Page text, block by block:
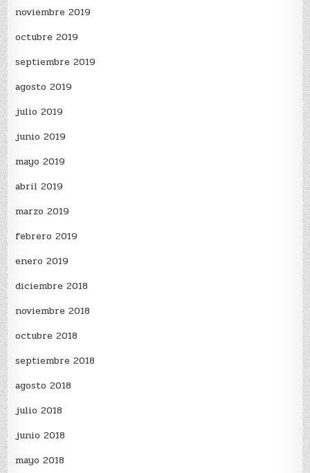
noviembre 2019
octubre 2019
septiembre 2019
agosto 2019
julio 2019
junio 2019
mayo 2019
abril 2019
marzo 2019
febrero 2019
enero 2019
diciembre 2018
noviembre 2018
octubre 2018
septiembre 2018
agosto 2018
julio 2018
junio 2018
mayo 2018